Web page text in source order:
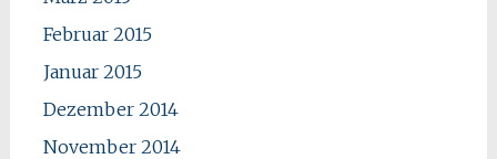
Februar 2015
Januar 2015
Dezember 2014
November 2014